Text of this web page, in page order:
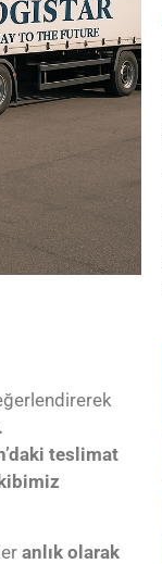
teslimat
anlık olarak